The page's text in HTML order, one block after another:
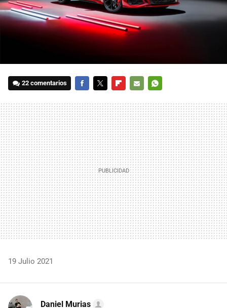
22 comentarios
MAIL
19 Julio 2021
Daniel Murias